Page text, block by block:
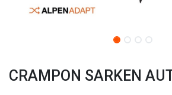
CRAMPON SARKEN